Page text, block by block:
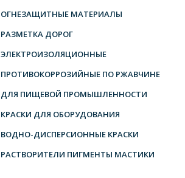
ОГНЕЗАЩИТНЫЕ МАТЕРИАЛЫ
РАЗМЕТКА ДОРОГ
ЭЛЕКТРОИЗОЛЯЦИОННЫЕ
ПРОТИВОКОРРОЗИЙНЫЕ ПО РЖАВЧИНЕ
ДЛЯ ПИЩЕВОЙ ПРОМЫШЛЕННОСТИ
КРАСКИ ДЛЯ ОБОРУДОВАНИЯ
ВОДНО-ДИСПЕРСИОННЫЕ КРАСКИ
РАСТВОРИТЕЛИ ПИГМЕНТЫ МАСТИКИ